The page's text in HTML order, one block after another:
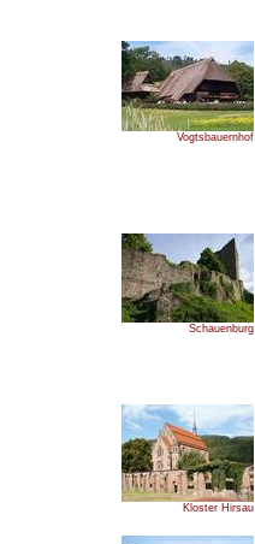
Vogtsbauernhof
Schauenburg
Kloster Hirsau